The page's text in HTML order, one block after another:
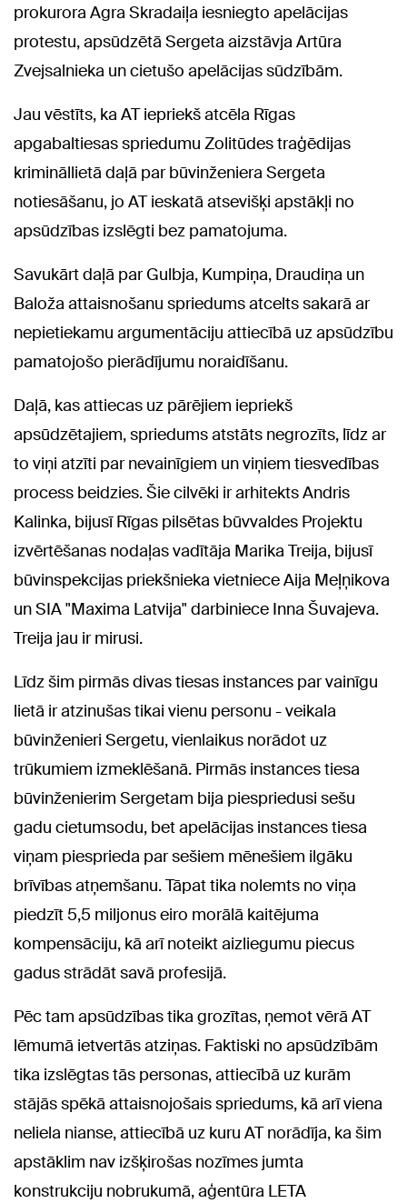
prokurora Agra Skradaiļa iesniegto apelācijas
protestu, apsūdzētā Sergeta aizstāvja Artūra
Zvejsalnieka un cietušo apelācijas sūdzībām.
Jau vēstīts, ka AT iepriekš atcēla Rīgas
apgabaltiesas spriedumu Zolitūdes traģēdijas
krimināllietā daļā par būvinženiera Sergeta
notiesāšanu, jo AT ieskatā atsevišķi apstākļi no
apsūdzības izslēgti bez pamatojuma.
Savukārt daļā par Gulbja, Kumpiņa, Draudiņa un
Baloža attaisnošanu spriedums atcelts sakarā ar
nepietiekamu argumentāciju attiecībā uz apsūdzību
pamatojošo pierādījumu noraidīšanu.
Daļā, kas attiecas uz pārējiem iepriekš
apsūdzētajiem, spriedums atstāts negrozīts, līdz ar
to viņi atzīti par nevainīgiem un viņiem tiesvedības
process beidzies. Šie cilvēki ir arhitekts Andris
Kalinka, bijusī Rīgas pilsētas būvvaldes Projektu
izvērtēšanas nodaļas vadītāja Marika Treija, bijusī
būvinspekcijas priekšnieka vietniece Aija Meļņikova
un SIA "Maxima Latvija" darbiniece Inna Šuvajeva.
Treija jau ir mirusi.
Līdz šim pirmās divas tiesas instances par vainīgu
lietā ir atzinušas tikai vienu personu - veikala
būvinženieri Sergetu, vienlaikus norādot uz
trūkumiem izmeklēšanā. Pirmās instances tiesa
būvinženierim Sergetam bija piespriedusi sešu
gadu cietumsodu, bet apelācijas instances tiesa
viņam piesprieda par sešiem mēnešiem ilgāku
brīvības atņemšanu. Tāpat tika nolemts no viņa
piedzīt 5,5 miljonus eiro morālā kaitējuma
kompensāciju, kā arī noteikt aizliegumu piecus
gadus strādāt savā profesijā.
Pēc tam apsūdzības tika grozītas, ņemot vērā AT
lēmumā ietvertās atziņas. Faktiski no apsūdzībām
tika izslēgtas tās personas, attiecībā uz kurām
stājās spēkā attaisnojošais spriedums, kā arī viena
neliela nianse, attiecībā uz kuru AT norādīja, ka šim
apstāklim nav izšķirošas nozīmes jumta
konstrukciju nobrukumā, aģentūra LETA